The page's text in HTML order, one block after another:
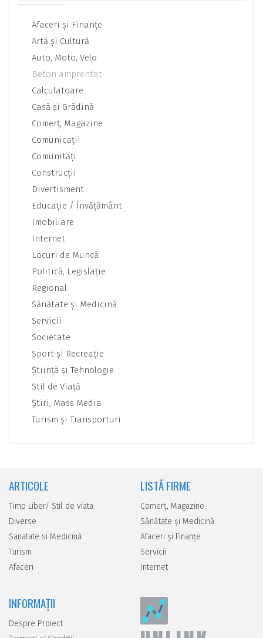
Afaceri şi Finanţe
Artă şi Cultură
Auto, Moto, Velo
Beton amprentat
Calculatoare
Casă şi Grădină
Comerţ, Magazine
Comunicaţii
Comunităţi
Construcţii
Divertisment
Educaţie / Învăţământ
Imobiliare
Internet
Locuri de Muncă
Politică, Legislaţie
Regional
Sănătate şi Medicină
Servicii
Societate
Sport şi Recreaţie
Ştiinţă şi Tehnologie
Stil de Viaţă
Ştiri, Mass Media
Turism şi Transporturi
ARTICOLE
Timp Liber/ Stil de viata
Diverse
Sanatate si Medicină
Turism
Afaceri
LISTĂ FIRME
Comerţ, Magazine
Sănătate şi Medicină
Afaceri şi Finanţe
Servicii
Internet
INFORMAȚII
Despre Proiect